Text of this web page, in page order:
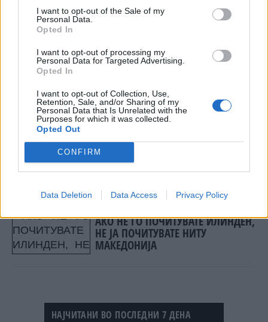
I want to opt-out of the Sale of my
Personal Data.
Opted In
I want to opt-out of processing my
Personal Data for Targeted Advertising.
Opted In
I want to opt-out of Collection, Use,
Retention, Sale, and/or Sharing of my
Personal Data that Is Unrelated with the
Purposes for which it was collected.
Opted Out
CONFIRM
Data Deletion Data Access Privacy Policy
евра. Но, кај преработките во прехранбената
индустрија, увозот изнесувал 421,8 милиони
Основната економска категорија Капитални
производи учествувала со 11,5 насто во
Увозот учествува со 10,5 насто и е 598 милиони
евра.
© Vecer.mk, правата за текстот се на редакцијата
СЕКОГАШ СМЕ СПРЕМНИ ЗА
ИЗБОРИ, би сакале и
најверојатно ќе одиме на
редовни
АКО НЕ ГО ПОЧИТУВАТЕ ИЛИНДЕН,
НЕ ЈА ПОЧИТУВАТЕ НИТУ
МАКЕДОНИЈА
НАЈЧИТАНИ ВО ПОСЛЕДНИ 7 ДЕНА